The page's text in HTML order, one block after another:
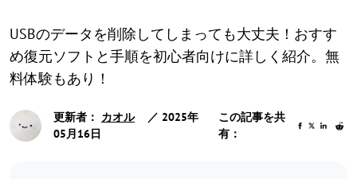
USBのデータを削除してしまっても大丈夫！おすす
め復元ソフトと手順を初心者向けに詳しく紹介。無
料体験もあり！
更新者： カオル
／ 2025年
05月16日
この記事を共
有：